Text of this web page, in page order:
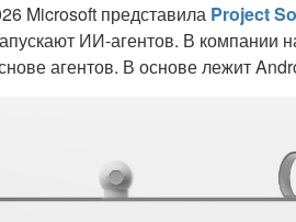
Microsoft представила Project
ИИ-агентов. В компании
агентов. В основе лежит